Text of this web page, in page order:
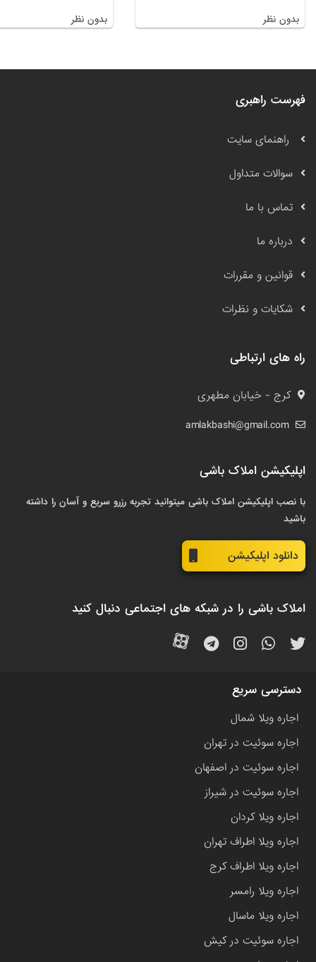
بدون نظر بدون نظر
فهرست راهبری
راهنمای سایت
سوالات متداول
تماس با ما
درباره ما
قوانین و مقررات
شکایات و نظرات
راه های ارتباطی
کرج - خیابان مطهری
amlakbashi@gmail.com
اپلیکیشن املاک باشی
با نصب اپلیکیشن املاک باشی میتوانید تجربه رزرو سریع و آسان را داشته
باشید
دانلود اپلیکیشن
املاک باشی را در شبکه های اجتماعی دنبال کنید
دسترسی سریع
اجاره ویلا شمال
اجاره سوئیت در تهران
اجاره سوئیت در اصفهان
اجاره سوئیت در شیراز
اجاره ویلا کردان
اجاره ویلا اطراف تهران
اجاره ویلا اطراف کرج
اجاره ویلا رامسر
اجاره ویلا ماسال
اجاره سوئیت در کیش